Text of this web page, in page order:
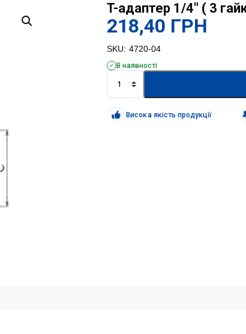
T-адаптер 1/4″ ( 3
218,40 ГРН
SKU: 4720-04
В наявності
адаптер
1/4"
(
3
Висока якість продукції